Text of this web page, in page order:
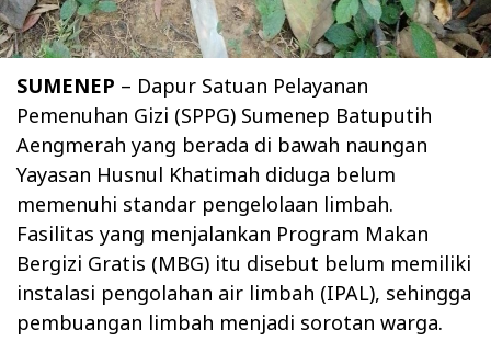
SUMENEP – Dapur Satuan Pelayanan
Pemenuhan Gizi (SPPG) Sumenep Batuputih
Aengmerah yang berada di bawah naungan
Yayasan Husnul Khatimah diduga belum
memenuhi standar pengelolaan limbah.
Fasilitas yang menjalankan Program Makan
Bergizi Gratis (MBG) itu disebut belum memiliki
instalasi pengolahan air limbah (IPAL), sehingga
pembuangan limbah menjadi sorotan warga.